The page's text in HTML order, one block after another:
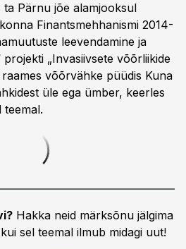
Pärnu jõe alamjooksul
Finantsmehhanismi 2014-
leevendamine ja
projekti „Invasiivsete võõrliikide
raames võõrvähke püüdis Kuna
üle ega ümber, keerles
teemal.
Hakka neid märksõnu jälgima
sel teemal ilmub midagi uut!